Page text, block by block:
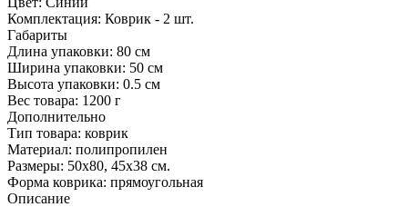
Комплектация: Коврик - 2 шт.
Габариты
Длина упаковки: 80 см
Ширина упаковки: 50 см
Высота упаковки: 0.5 см
Вес товара: 1200 г
Дополнительно
Тип товара: коврик
Материал: полипропилен
Размеры: 50x80, 45x38 см.
Форма коврика: прямоугольная
Описание